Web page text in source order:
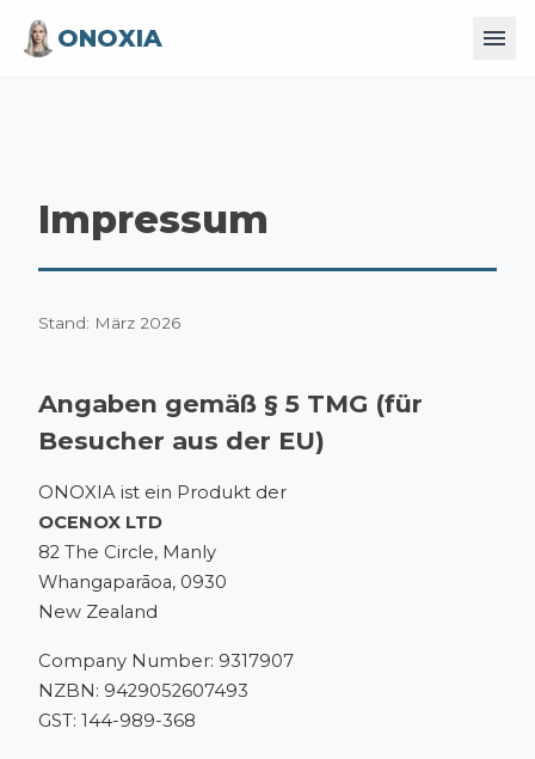
ONOXIA
Impressum
Stand: März 2026
Angaben gemäß § 5 TMG (für
Besucher aus der EU)
ONOXIA ist ein Produkt der
OCENOX LTD
82 The Circle, Manly
Whangaparāoa, 0930
New Zealand
Company Number: 9317907
NZBN: 9429052607493
GST: 144-989-368